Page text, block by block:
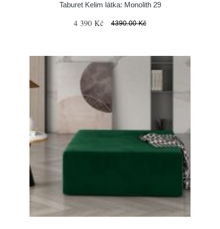
Taburet Kelim látka: Monolith 29
4 390 Kč 4390.00 Kč